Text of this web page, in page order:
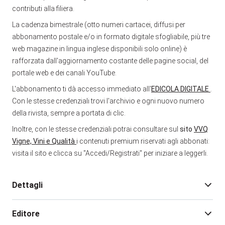
contributi alla filiera.
La cadenza bimestrale (otto numeri cartacei, diffusi per
abbonamento postale e/o in formato digitale sfogliabile, più tre
web magazine in lingua inglese disponibili solo online) è
rafforzata dall'aggiornamento costante delle pagine social, del
portale web e dei canali YouTube.
L'abbonamento ti dà accesso immediato all'EDICOLA DIGITALE
Con le stesse credenziali trovi l'archivio e ogni nuovo numero
della rivista, sempre a portata di clic.
Inoltre, con le stesse credenziali potrai consultare sul sito VVQ
Vigne, Vini e Qualità i contenuti premium riservati agli abbonati:
visita il sito e clicca su "Accedi/Registrati" per iniziare a leggerli.
Dettagli
Editore